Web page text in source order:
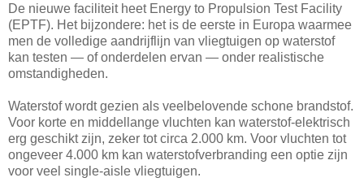
De nieuwe faciliteit heet Energy to Propulsion Test Facility
(EPTF). Het bijzondere: het is de eerste in Europa waarmee
men de volledige aandrijflijn van vliegtuigen op waterstof
kan testen — of onderdelen ervan — onder realistische
omstandigheden.
Waterstof wordt gezien als veelbelovende schone brandstof.
Voor korte en middellange vluchten kan waterstof-elektrisch
erg geschikt zijn, zeker tot circa 2.000 km. Voor vluchten tot
ongeveer 4.000 km kan waterstofverbranding een optie zijn
voor veel single-aisle vliegtuigen.